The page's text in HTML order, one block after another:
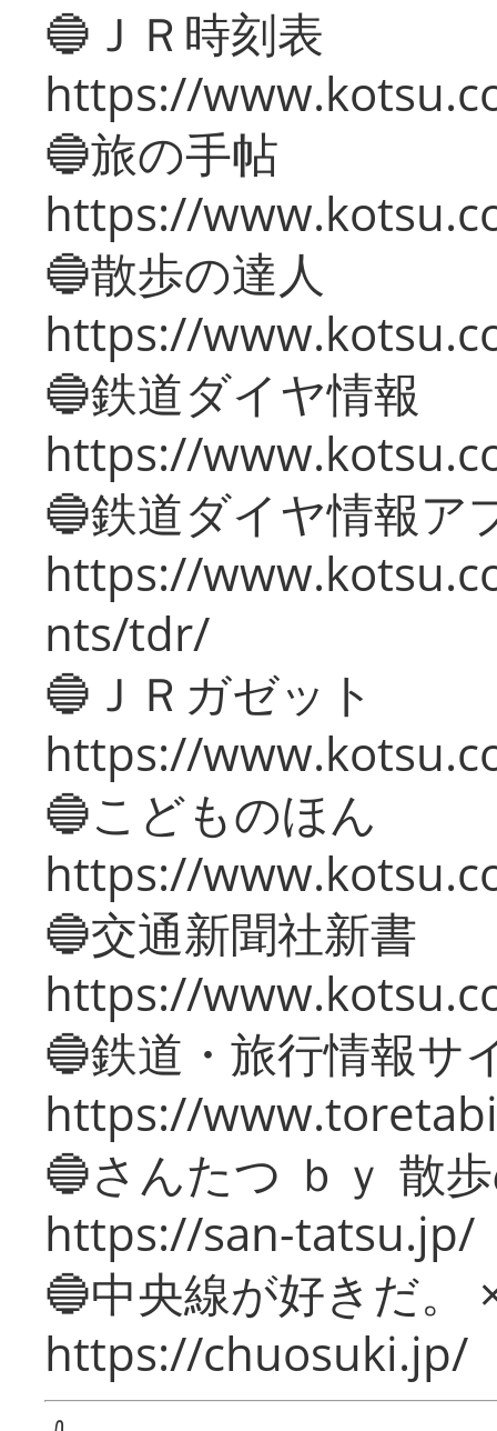
🔵ＪＲ時刻表
https://
🔵旅の手帖
https://
🔵散歩の達人
https://
🔵鉄道ダイヤ情報
https://
🔵鉄道ダイヤ情報ア
https://
nts/tdr/
🔵ＪＲガゼット
https://
🔵こどものほん
https://
🔵交通新聞社新書
https://
🔵鉄道・旅行情報サ
https://
🔵さんたつ ｂｙ 散
https://san-tatsu.jp/
🔵中央線が好きだ。
https://chuosuki.jp/